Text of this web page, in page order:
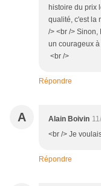
histoire du prix
qualité, c'est la
/> <br /> Sinon,
un courageux à
<br />
Répondre
A Alain Boivin
<br /> Je
Répondre